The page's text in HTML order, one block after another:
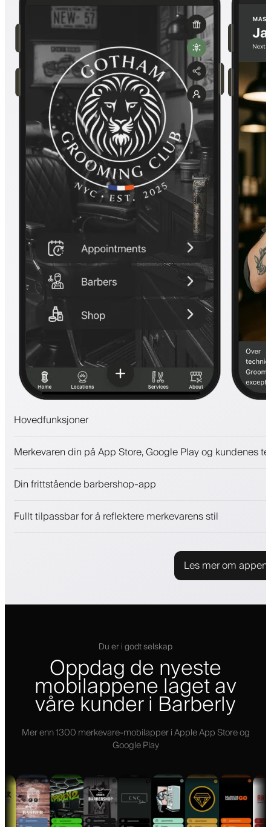
Hovedfunksjoner
Betalinger, sikkerhetsdepositum
Engasjer kunder med et lojalitetsprogram
Merkevaren din på App Store, Google Play og kundenes
Din frittstående barbershop-app
Fullt tilpassbar for å reflektere merkevarens stil
Les mer om appen
Du er i godt selskap
Oppdag de nyeste
mobilappene laget av
våre kunder i Barberly
Mer enn 1300 merkevare-mobilapper i Apple App Store og
Google Play